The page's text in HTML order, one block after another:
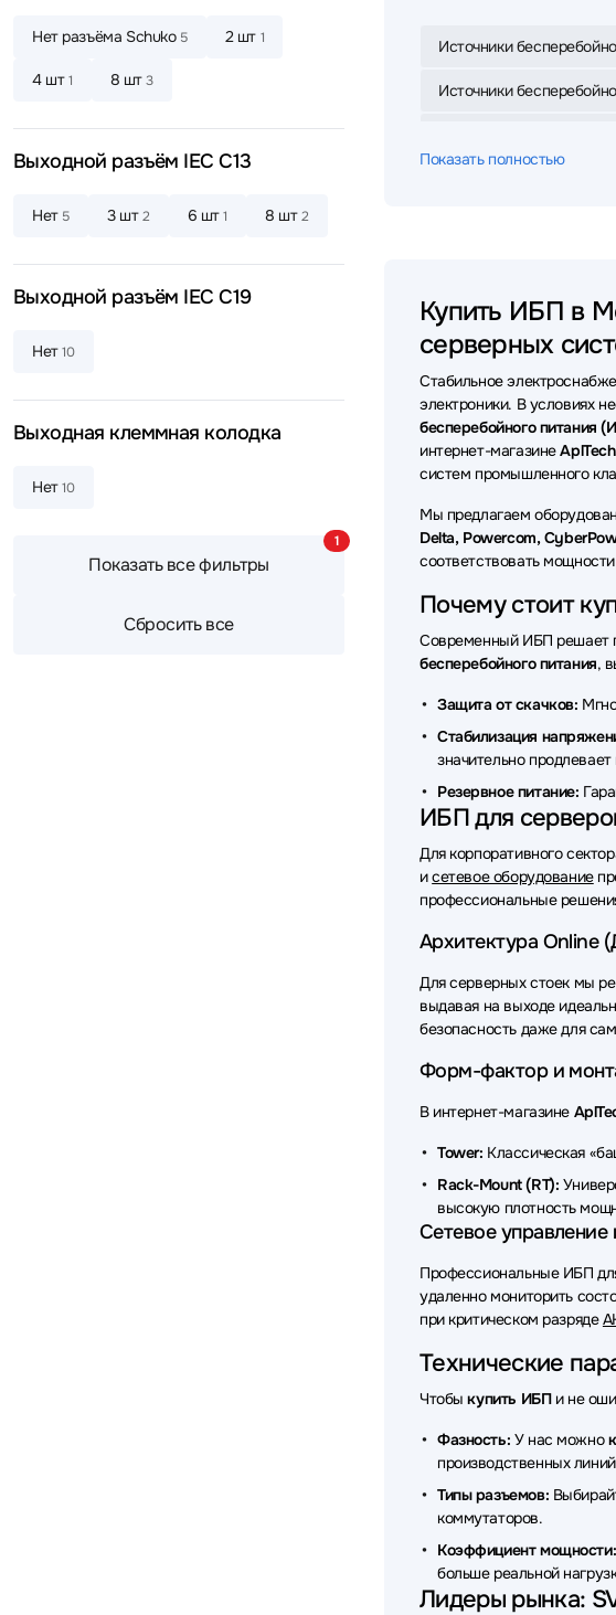
Нет разъёма Schuko 5 2 шт 1
4 шт1 8 шт3
Выходной разъём IEC C13
Нет 5 3 шт2 6 шт1 8 шт2
Выходной разъём IEC C19
Нет10
Выходная клеммная колодка
Нет10
Показать все фильтры
1
Сбросить все
Источники
Источники
Источники
Источники
Источники
Источники
Источники
Источники
Источники
Источники
Источники
Источники
Источники
Источники
Источники
Источники
Источники
Источники
Источники
Источники
Источники
Показать полностью
Купить ИБП в
серверных
Стабильное
электроники. В условиях
бесперебойного питания
интернет-магазине
систем промышленного
Мы предлагаем
Delta, Powercom,
соответствовать
Почему стоит
Современный ИБП решает
бесперебойного питания,
Защита от скачков:
Стабилизация
значительно
Резервное питание:
ИБП для
Для корпоративного
исетевое оборудование
профессиональные
Архитектура Online
Для серверных стоек мы
выдавая на выходе
безопасность даже для
Форм-фактор и
В интернет-магазине
Tower: Классическая
Rack-Mount (RT):
высокую плотность
Сетевое управление
Профессиональные ИБП
удаленно мониторить
при критическом разряде
Технические
Чтобыкупить ИБПи не
Фазность: У нас можно
производственных
Типы разъемов:
коммутаторов.
Коэффициент мощности:
больше реальной
Лидеры рынка: